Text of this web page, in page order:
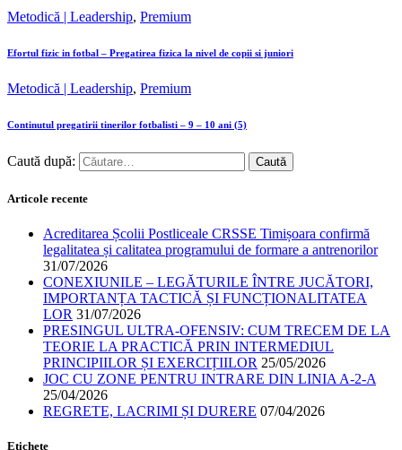
Metodică | Leadership, Premium
Efortul fizic in fotbal – Pregatirea fizica la nivel de copii si juniori
Metodică | Leadership, Premium
Continutul pregatirii tinerilor fotbalisti – 9 – 10 ani (5)
Caută după:
Articole recente
Acreditarea Școlii Postliceale CRSSE Timișoara confirmă
legalitatea și calitatea programului de formare a antrenorilor
31/07/2026
CONEXIUNILE – LEGĂTURILE ÎNTRE JUCĂTORI,
IMPORTANȚA TACTICĂ ȘI FUNCȚIONALITATEA
LOR 31/07/2026
PRESINGUL ULTRA-OFENSIV: CUM TRECEM DE LA
TEORIE LA PRACTICĂ PRIN INTERMEDIUL
PRINCIPIILOR ȘI EXERCIȚIILOR 25/05/2026
JOC CU ZONE PENTRU INTRARE DIN LINIA A-2-A
25/04/2026
REGRETE, LACRIMI ȘI DURERE 07/04/2026
Etichete